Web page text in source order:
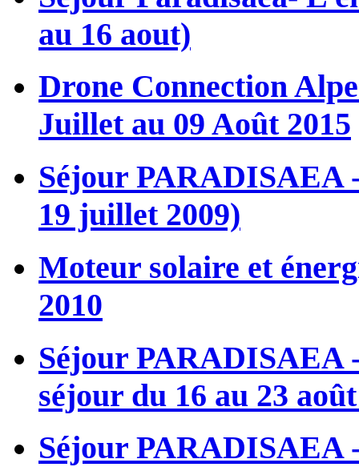
au 16 aout)
Drone Connection
Juillet au 09 Août 2015
Séjour PARADISAEA
19 juillet 2009)
Moteur solaire et
2010
Séjour PARADISAEA
séjour du 16 au 23
Séjour PARADISAEA